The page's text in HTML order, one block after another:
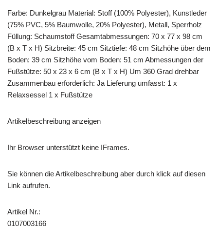
Farbe: Dunkelgrau Material: Stoff (100% Polyester), Kunstleder
(75% PVC, 5% Baumwolle, 20% Polyester), Metall, Sperrholz
Füllung: Schaumstoff Gesamtabmessungen: 70 x 77 x 98 cm
(B x T x H) Sitzbreite: 45 cm Sitztiefe: 48 cm Sitzhöhe über dem
Boden: 39 cm Sitzhöhe vom Boden: 51 cm Abmessungen der
Fußstütze: 50 x 23 x 6 cm (B x T x H) Um 360 Grad drehbar
Zusammenbau erforderlich: Ja Lieferung umfasst: 1 x
Relaxsessel 1 x Fußstütze
Artikelbeschreibung anzeigen
Ihr Browser unterstützt keine IFrames.
Sie können die Artikelbeschreibung aber durch klick auf diesen
Link aufrufen.
Artikel Nr.:
0107003166